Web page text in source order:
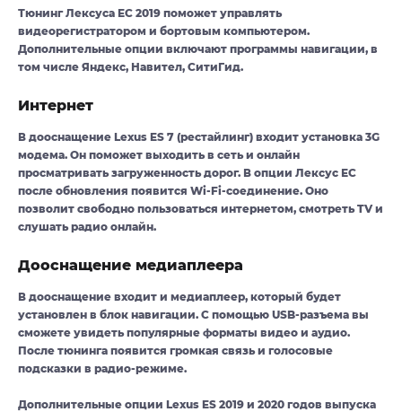
Тюнинг Лексуса ЕС 2019 поможет управлять
видеорегистратором и бортовым компьютером.
Дополнительные опции включают программы навигации, в
том числе Яндекс, Навител, СитиГид.
Интернет
В дооснащение Lexus ES 7 (рестайлинг) входит установка 3G
модема. Он поможет выходить в сеть и онлайн
просматривать загруженность дорог. В опции Лексус ЕС
после обновления появится Wi-Fi-соединение. Оно
позволит свободно пользоваться интернетом, смотреть TV и
слушать радио онлайн.
Дооснащение медиаплеера
В дооснащение входит и медиаплеер, который будет
установлен в блок навигации. С помощью USB-разъема вы
сможете увидеть популярные форматы видео и аудио.
После тюнинга появится громкая связь и голосовые
подсказки в радио-режиме.
Дополнительные опции Lexus ES 2019 и 2020 годов выпуска